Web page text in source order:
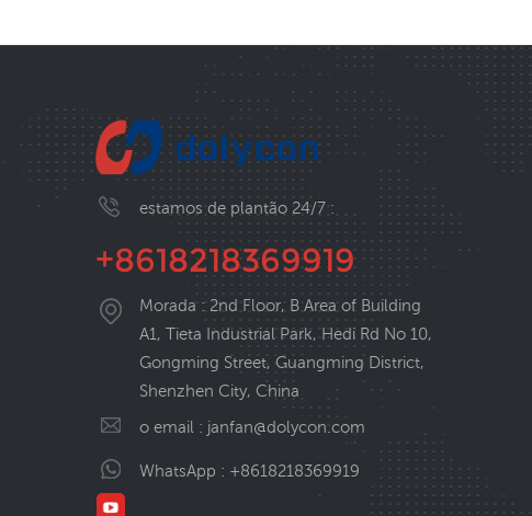
estamos de plantão 24/7 :
+8618218369919
Morada : 2nd Floor, B Area of Building
A1, Tieta Industrial Park, Hedi Rd No 10,
Gongming Street, Guangming District,
Shenzhen City, China
o email : janfan@dolycon.com
WhatsApp : +8618218369919